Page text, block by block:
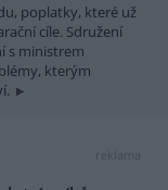
poplatky, které už
cíle. Sdružení
s ministrem
kterým
reklama